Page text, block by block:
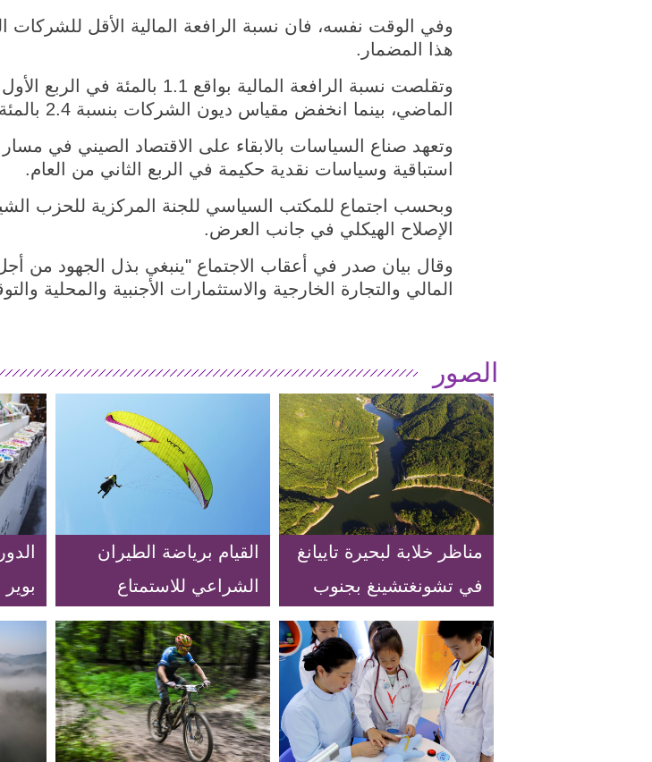
وفي الوقت نفسه، فان نسبة الرافعة المالية الأقل
هذا المضمار.
وتقلصت نسبة الرافعة المالية
الماضي، بينما انخفض مقياس ديون الشركات بنسبة 2.4 بالمئة والحكومات 0.7 بالمئة.
وتعهد صناع السياسات بالابقاء على الاقتصاد الصيني في
استباقية وسياسات نقدية حكيمة في الربع الثاني من العام.
وبحسب اجتماع للمكتب السياسي للجنة المركزية للحزب
الإصلاح الهيكلي في جانب العرض.
وقال بيان صدر في أعقاب الاجتماع "ينبغي بذل الجهود من
المالي والتجارة الخارجية والاستثمارات الأجنبية والمحلية
الصور
مناظر خلابة لبحيرة تاييانغ
في تشونغتشينغ بجنوب
غربي الصين
القيام برياضة الطيران
الشراعي للاستمتاع
بأحساس الحرية
والمغامرة